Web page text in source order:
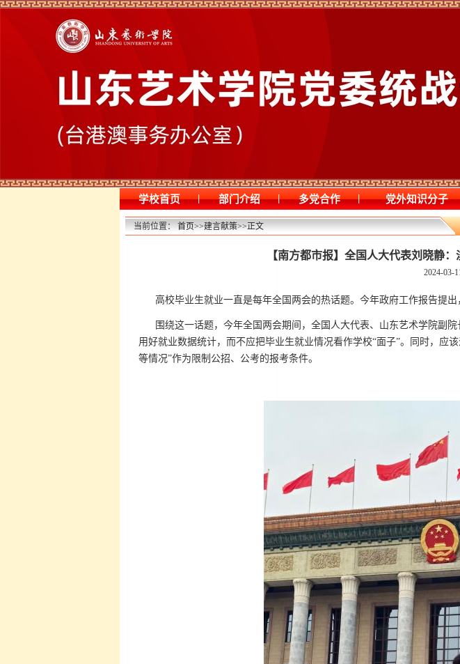
学校首页 | 部门介绍 | 多党合作 | 党外知识分子
当前位置：首页>>建言献策>>正文
【南方都市报】全国人大代表刘晓静
2024-03-
高校毕业生就业一直是每年全国两会的热话题。今年政府工作报告提
围绕这一话题，今年全国两会期间，全国人大代表、山东艺术学院副
用好就业数据统计，而不应把毕业生就业情况看作学校“面子”。同时，应
等情况”作为限制公招、公考的报考条件。